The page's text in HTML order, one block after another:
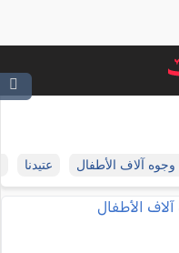
آلاف الأطفال عتيدنا